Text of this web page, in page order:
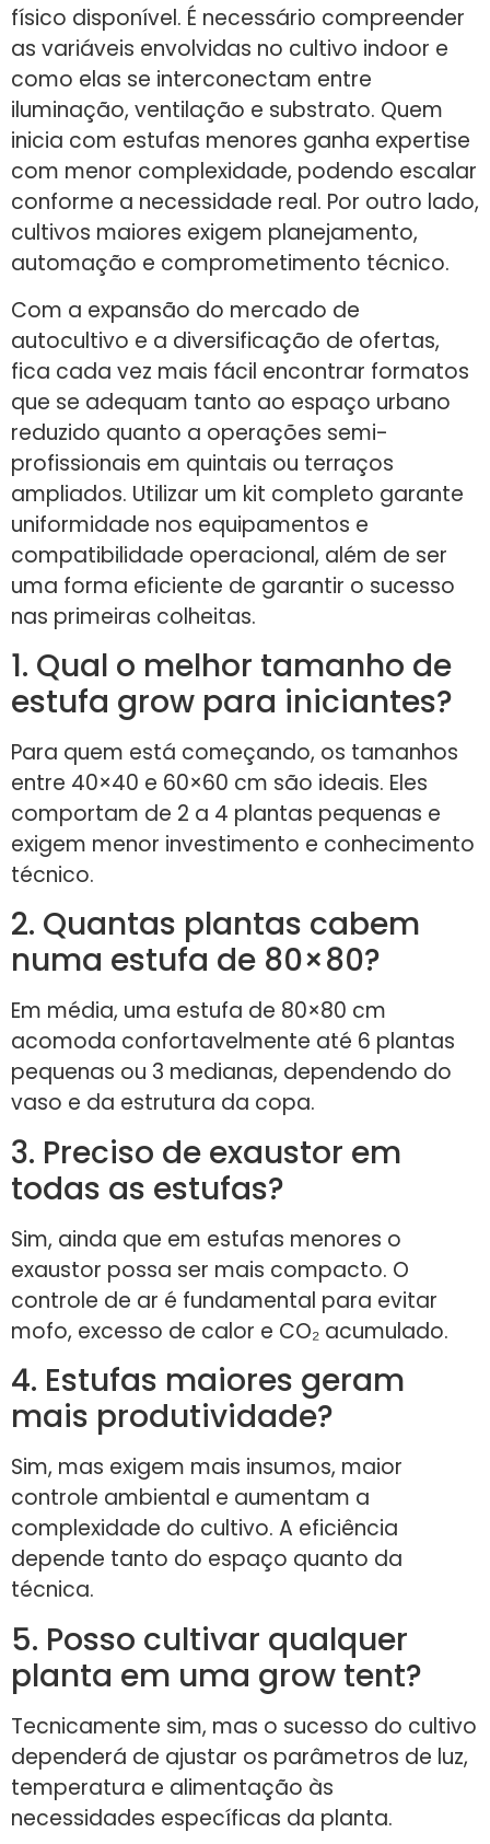
físico disponível. É necessário compreender
as variáveis envolvidas no cultivo indoor e
como elas se interconectam entre
iluminação, ventilação e substrato. Quem
inicia com estufas menores ganha expertise
com menor complexidade, podendo escalar
conforme a necessidade real. Por outro lado,
cultivos maiores exigem planejamento,
automação e comprometimento técnico.
Com a expansão do mercado de
autocultivo e a diversificação de ofertas,
fica cada vez mais fácil encontrar formatos
que se adequam tanto ao espaço urbano
reduzido quanto a operações semi-
profissionais em quintais ou terraços
ampliados. Utilizar um kit completo garante
uniformidade nos equipamentos e
compatibilidade operacional, além de ser
uma forma eficiente de garantir o sucesso
nas primeiras colheitas.
1. Qual o melhor tamanho de
estufa grow para iniciantes?
Para quem está começando, os tamanhos
entre 40×40 e 60×60 cm são ideais. Eles
comportam de 2 a 4 plantas pequenas e
exigem menor investimento e conhecimento
técnico.
2. Quantas plantas cabem
numa estufa de 80×80?
Em média, uma estufa de 80×80 cm
acomoda confortavelmente até 6 plantas
pequenas ou 3 medianas, dependendo do
vaso e da estrutura da copa.
3. Preciso de exaustor em
todas as estufas?
Sim, ainda que em estufas menores o
exaustor possa ser mais compacto. O
controle de ar é fundamental para evitar
mofo, excesso de calor e CO₂ acumulado.
4. Estufas maiores geram
mais produtividade?
Sim, mas exigem mais insumos, maior
controle ambiental e aumentam a
complexidade do cultivo. A eficiência
depende tanto do espaço quanto da
técnica.
5. Posso cultivar qualquer
planta em uma grow tent?
Tecnicamente sim, mas o sucesso do cultivo
dependerá de ajustar os parâmetros de luz,
temperatura e alimentação às
necessidades específicas da planta.